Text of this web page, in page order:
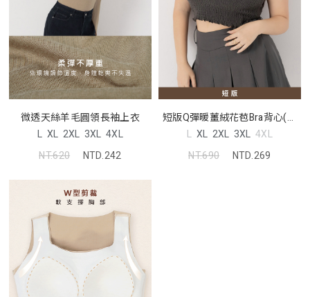
微透天絲羊毛圓領長袖上衣
L XL 2XL 3XL 4XL
NT.620
NTD.242
短版Q彈暖薑絨花苞Bra背心(附
胸墊) Pobra
L XL 2XL 3XL 4XL
NT.690
NTD.269